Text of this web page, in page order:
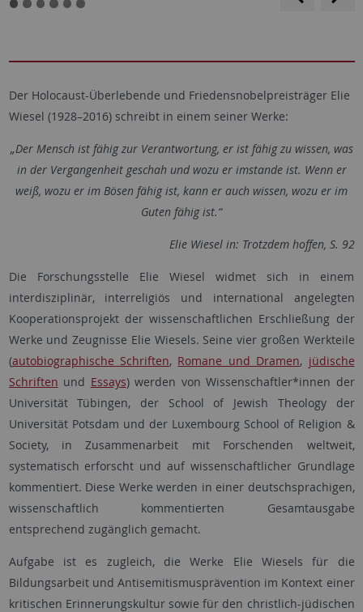
Der Holocaust-Überlebende und Friedensnobelpreisträger Elie
Wiesel (1928–2016) schreibt in einem seiner Werke:
„Der Mensch ist fähig zur Verantwortung, er ist fähig zu wissen, was
in der Vergangenheit geschah und wozu er imstande ist. Wenn er
weiß, wozu er im Bösen fähig ist, kann er auch wissen, wozu er im
Guten fähig ist.“
Elie Wiesel in: Trotzdem hoffen, S. 92
Die Forschungsstelle Elie Wiesel widmet sich in einem
interdisziplinär, interreligiös und international angelegten
Kooperationsprojekt der wissenschaftlichen Erschließung der
Werke und Zeugnisse Elie Wiesels. Seine vier großen Werkteile
(autobiographische Schriften, Romane und Dramen, jüdische
Schriften und Essays) werden von Wissenschaftler*innen der
Universität Tübingen, der School of Jewish Theology der
Universität Potsdam und der Luxembourg School of Religion &
Society, in Zusammenarbeit mit Forschenden weltweit,
systematisch erforscht und auf wissenschaftlicher Grundlage
kommentiert. Diese Werke werden in einer deutschsprachigen,
wissenschaftlich kommentierten Gesamtausgabe
entsprechend zugänglich gemacht.
Aufgabe ist es zugleich, die Werke Elie Wiesels für die
Bildungsarbeit und Antisemitismusprävention im Kontext einer
kritischen Erinnerungskultur sowie für den christlich-jüdischen